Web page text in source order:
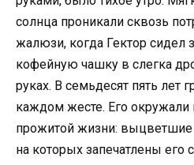
солнца проникали сквозь
жалюзи, когда Гектор сидел
кофейную чашку в слегка
руках. В семьдесят пять лет
каждом жесте. Его
прожитой жизни: выцветшие
на которых запечатлены